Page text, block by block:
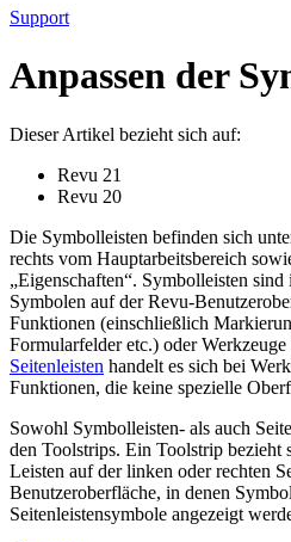
Support
Anpassen der
Dieser Artikel bezieht sich auf:
Revu 21
Revu 20
Die Symbolleisten befinden sich
rechts vom Hauptarbeitsbereich
„Eigenschaften“. Symbolleisten
Symbolen auf der Revu-
Funktionen (einschließlich
Formularfelder etc.) oder Werkzeuge
Seitenleisten handelt es sich bei
Funktionen, die keine spezielle
Sowohl Symbolleisten- als auch
den Toolstrips. Ein Toolstrip bezieht
Leisten auf der linken oder rechten
Benutzeroberfläche, in denen
Seitenleistensymbole angezeigt